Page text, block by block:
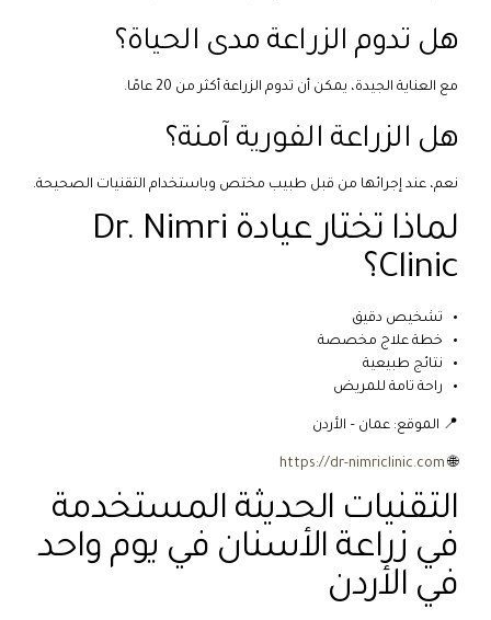
هل تدوم الزراعة مدى الحياة؟
مع العناية الجيدة، يمكن أن تدوم الزراعة أكثر من 20 عامًا.
هل الزراعة الفورية آمنة؟
نعم، عند إجرائها من قبل طبيب مختص وباستخدام التقنيات الصحيحة.
لماذا تختار عيادة Dr. Nimri
Clinic؟
تشخيص دقيق
خطة علاج مخصصة
نتائج طبيعية
راحة تامة للمريض
📍 الموقع: عمان – الأردن
🌐
https://dr-nimriclinic.com
التقنيات الحديثة المستخدمة
في زراعة الأسنان في يوم واحد
في الأردن